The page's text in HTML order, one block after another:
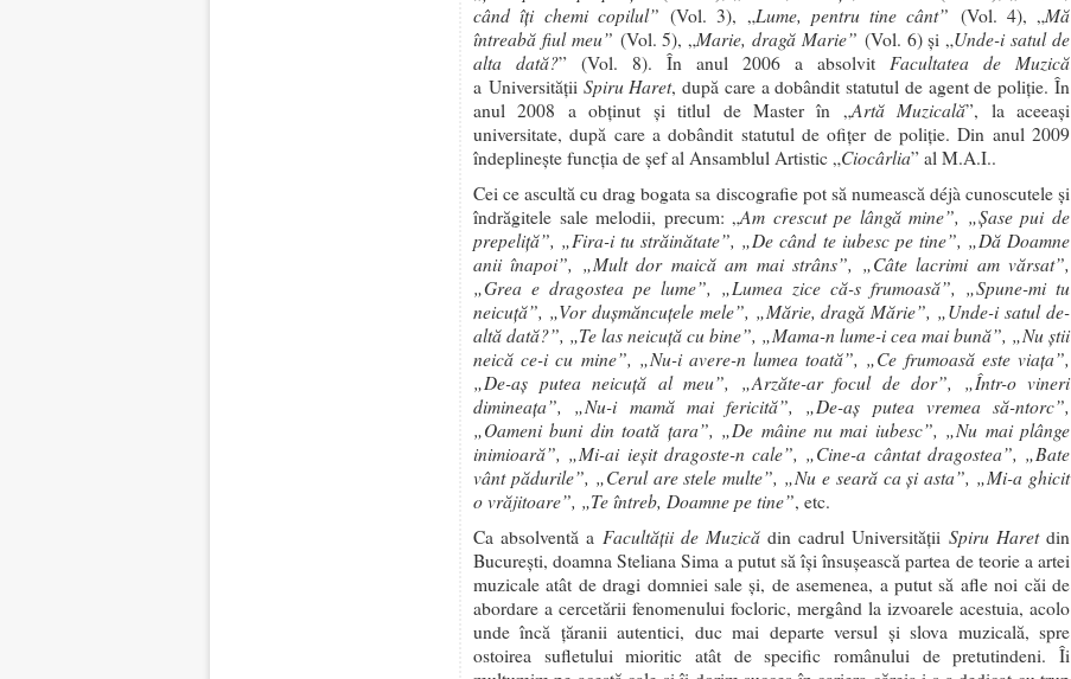
când îți chemi copilul” (Vol. 3), „Lume, pentru tine cânt” (Vol. 4), „Mă
întreabă fiul meu” (Vol. 5), „Marie, dragă Marie” (Vol. 6) și „Unde-i satul de
alta dată?” (Vol. 8). În anul 2006 a absolvit Facultatea de Muzică
a Universității Spiru Haret, după care a dobândit statutul de agent de poliție. În
anul 2008 a obținut și titlul de Master în „Artă Muzicală”, la aceeași
universitate, după care a dobândit statutul de ofițer de poliție. Din anul 2009
îndeplinește funcția de șef al Ansamblul Artistic „Ciocârlia” al M.A.I..
Cei ce ascultă cu drag bogata sa discografie pot să numească déjà cunoscutele și
îndrăgitele sale melodii, precum: „Am crescut pe lângă mine”, „Șase pui de
prepeliță”, „Fira-i tu străinătate”, „De când te iubesc pe tine”, „Dă Doamne
anii înapoi”, „Mult dor maică am mai strâns”, „Câte lacrimi am vărsat”,
„Grea e dragostea pe lume”, „Lumea zice că-s frumoasă”, „Spune-mi tu
neicuță”, „Vor dușmăncuțele mele”, „Mărie, dragă Mărie”, „Unde-i satul de-
altă dată?”, „Te las neicuță cu bine”, „Mama-n lume-i cea mai bună”, „Nu știi
neică ce-i cu mine”, „Nu-i avere-n lumea toată”, „Ce frumoasă este viața”,
„De-aș putea neicuță al meu”, „Arzăte-ar focul de dor”, „Într-o vineri
dimineața”, „Nu-i mamă mai fericită”, „De-aș putea vremea să-ntorc”,
„Oameni buni din toată țara”, „De mâine nu mai iubesc”, „Nu mai plânge
inimioară”, „Mi-ai ieșit dragoste-n cale”, „Cine-a cântat dragostea”, „Bate
vânt pădurile”, „Cerul are stele multe”, „Nu e seară ca și asta”, „Mi-a ghicit
o vrăjitoare”, „Te întreb, Doamne pe tine”, etc.
Ca absolventă a Facultăţii de Muzicădin cadrul Universităţii Spiru Haretdin
Bucureşti, doamna Steliana Sima a putut să îşi însuşească partea de teorie a artei
muzicale atât de dragi domniei sale şi, de asemenea, a putut să afle noi căi de
abordare a cercetării fenomenului focloric, mergând la izvoarele acestuia, acolo
unde încă ţăranii autentici, duc mai departe versul şi slova muzicală, spre
ostoirea sufletului mioritic atât de specific românului de pretutindeni. Îi